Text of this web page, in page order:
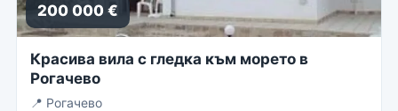
200 000 €
Красива вила с гледка към морето в
Рогачево
📍 Рогачево